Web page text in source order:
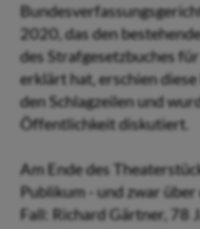
2020, das den
des Strafgesetzbuches
erklärt hat, erschien
den Schlagzeilen und
Öffentlichkeit diskutiert.
Am Ende des
Publikum - und zwar
Fall: Richard Gärtner, 78